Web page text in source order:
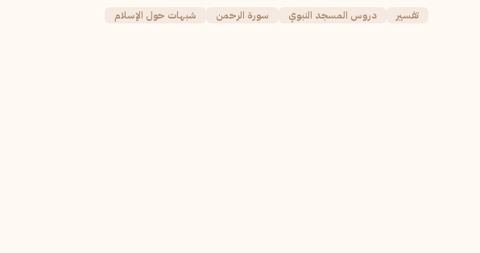
تفسير دروس المسجد النبوي سورة الرحمن شبهات حول الإسلام